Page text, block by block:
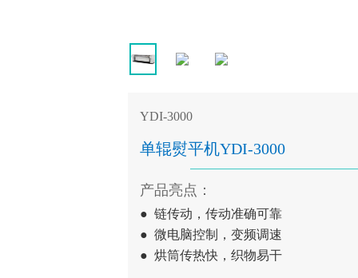
YDI-3000
单辊熨平机YDI-3000
产品亮点：
● 链传动，传动准确可靠
● 微电脑控制，变频调速
● 烘筒传热快，织物易干